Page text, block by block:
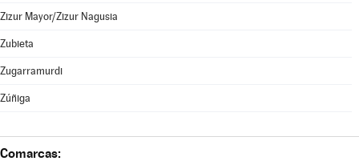
Zizur Mayor/Zizur Nagusia
Zubieta
Zugarramurdi
Zúñiga
Comarcas: